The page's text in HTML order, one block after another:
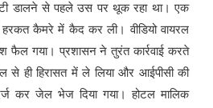
डालने से पहले उस पर थूक रहा था। एक
कैमरे में कैद कर ली। वीडियो वायरल
फैल गया। प्रशासन ने तुरंत कार्रवाई करते
से ही हिरासत में ले लिया और आईपीसी की
कर जेल भेज दिया गया। होटल मालिक